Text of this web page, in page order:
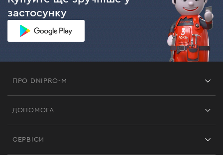
застосунку
ПРО DNIPRO-M
ДОПОМОГА
СЕРВІСИ